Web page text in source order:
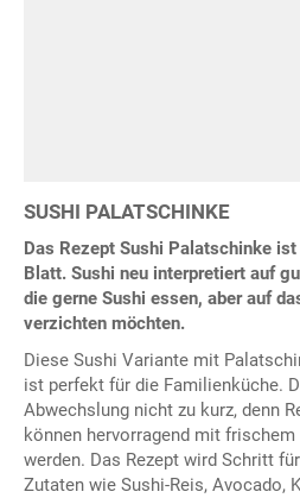
SUSHI PALATSCHINKE
Das Rezept Sushi Palatschinke
Blatt. Sushi neu interpretiert auf
die gerne Sushi essen, aber auf
verzichten möchten.
Diese Sushi Variante mit
ist perfekt für die Familienküche.
Abwechslung nicht zu kurz, denn
können hervorragend mit
werden. Das Rezept wird Schritt
Zutaten wie Sushi-Reis, Avocado,